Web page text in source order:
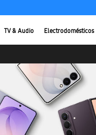
TV & Audio Electrodomésticos